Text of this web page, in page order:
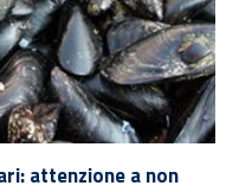
attenzione a non